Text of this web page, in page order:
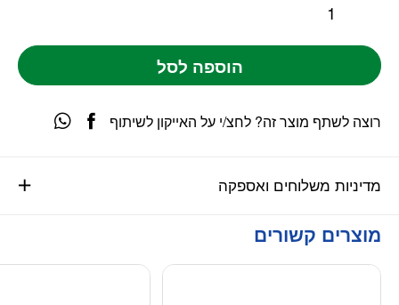
הוספה לסל
מדיניות משלוחים ואספקה
רוצה לשתף מוצר זה? לחצ/י על האייקון לשיתוף
מוצרים קשורים